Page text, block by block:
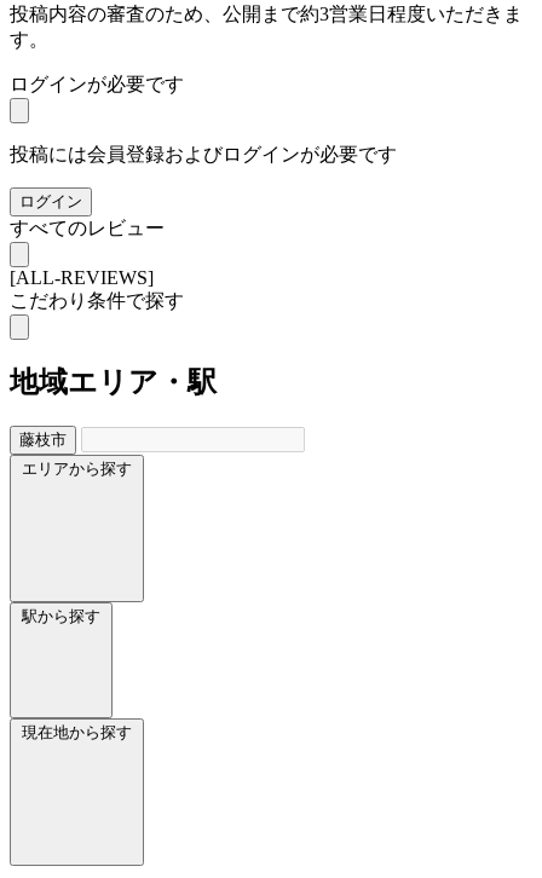
投稿内容の審査のため、公開まで約3営業日程度いただきま
す。
ログインが必要です
投稿には会員登録およびログインが必要です
ログイン
すべてのレビュー
[ALL-REVIEWS]
こだわり条件で探す
地域エリア・駅
藤枝市
エリアから探す
駅から探す
現在地から探す